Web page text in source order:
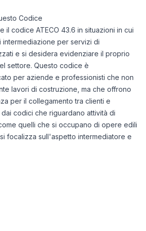
Codice
il codice ATECO 43.6 in situazioni in cui
intermediazione per servizi di
e si desidera evidenziare il proprio
settore. Questo codice è
per aziende e professionisti che non
lavori di costruzione, ma che offrono
per il collegamento tra clienti e
codici che riguardano attività di
quelli che si occupano di opere edili
focalizza sull'aspetto intermediatore e